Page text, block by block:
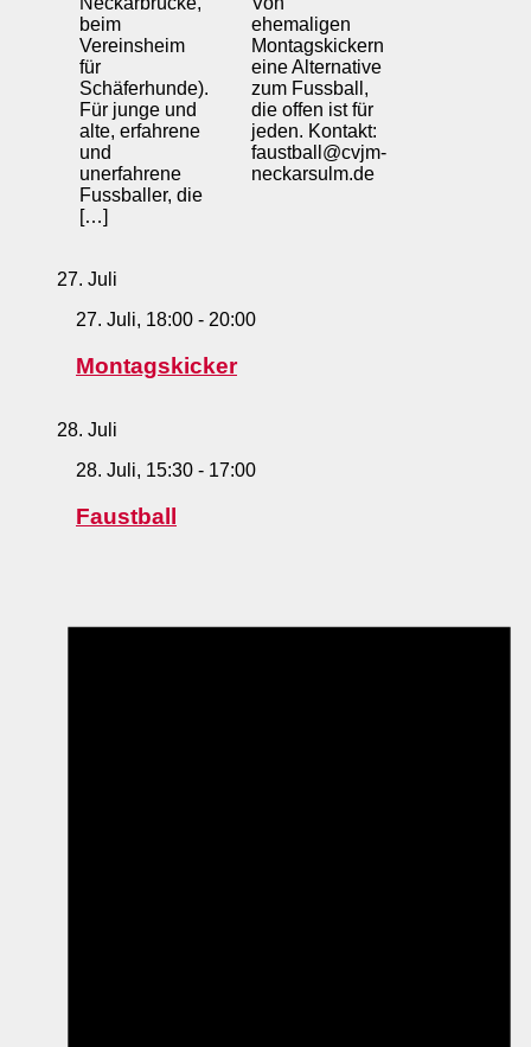
beim
Vereinsheim
für
Schäferhunde).
Für junge und
alte, erfahrene
und
unerfahrene
Fussballer, die
[…]
ehemaligen
Montagskickern
eine Alternative
zum Fussball,
die offen ist für
jeden. Kontakt:
faustball@cvjm-
neckarsulm.de
27. Juli
27. Juli, 18:00 - 20:00
Montagskicker
28. Juli
28. Juli, 15:30 - 17:00
Faustball